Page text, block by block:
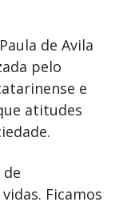
de Avila
pelo
e
atitudes
de
Ficamos